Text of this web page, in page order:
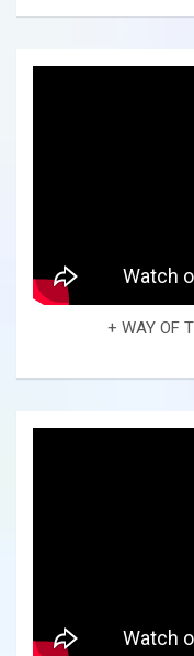
+ WAY OF